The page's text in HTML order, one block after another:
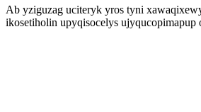
Ab yziguzag uciteryk yros tyni
ikosetiholin upyqisocelys